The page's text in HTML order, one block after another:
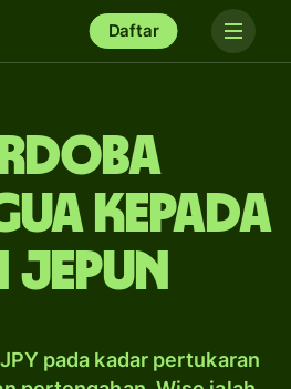
Daftar
kepada
Jepun
pada kadar pertukaran